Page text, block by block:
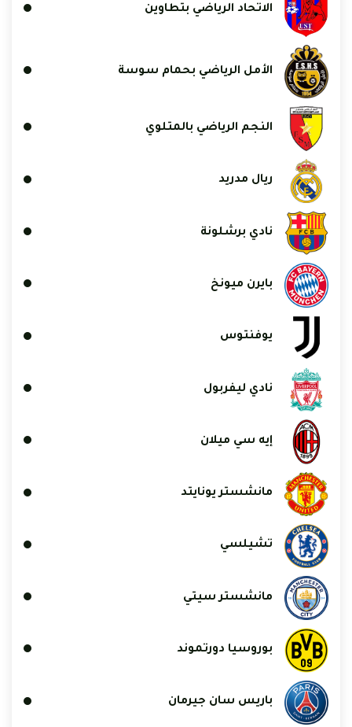
الاتحاد الرياضي بتطاوين
الأمل الرياضي بحمام سوسة
النجم الرياضي بالمتلوي
ريال مدريد
نادي برشلونة
بايرن ميونخ
يوفنتوس
نادي ليفربول
إيه سي ميلان
مانشستر يونايتد
تشيلسي
مانشستر سيتي
بوروسيا دورتموند
باريس سان جيرمان